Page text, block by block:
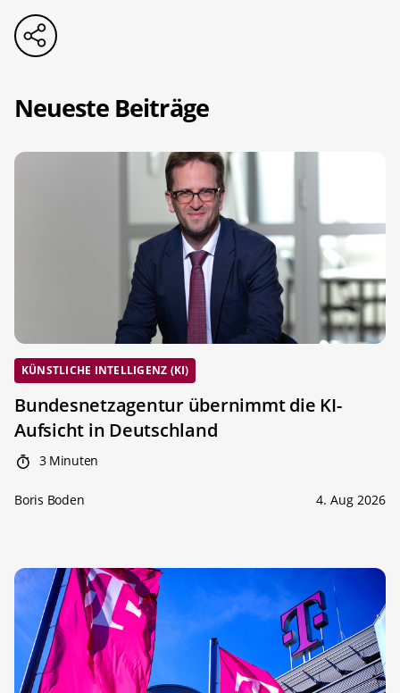
Neueste Beiträge
KÜNSTLICHE INTELLIGENZ (KI)
Bundesnetzagentur übernimmt die KI-
Aufsicht in Deutschland
3 Minuten
Boris Boden 4. Aug 2026